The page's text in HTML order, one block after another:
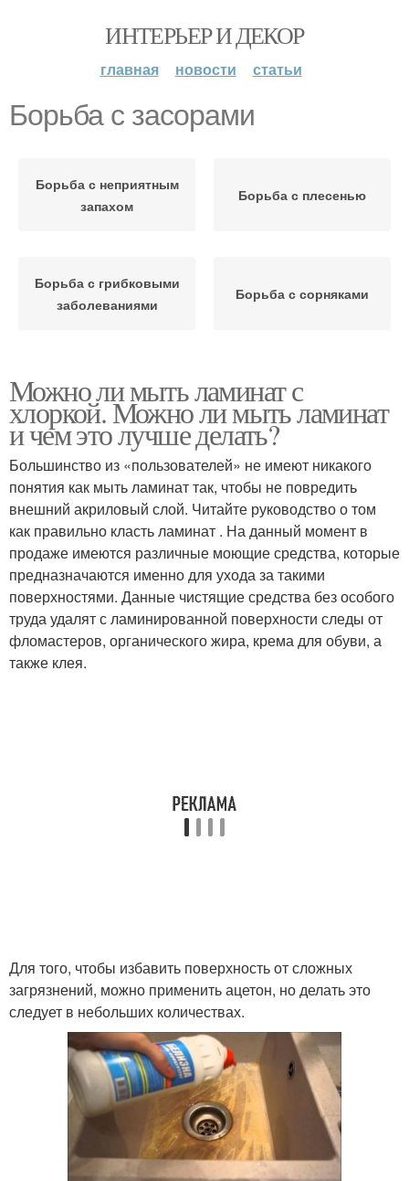
ИНТЕРЬЕР И ДЕКОР
главная новости статьи
Борьба с засорами
Борьба с неприятным
запахом
Борьба с плесенью
Борьба с грибковыми
заболеваниями
Борьба с сорняками
Можно ли мыть ламинат с
хлоркой. Можно ли мыть ламинат
и чем это лучше делать?
Большинство из «пользователей» не имеют никакого
понятия как мыть ламинат так, чтобы не повредить
внешний акриловый слой. Читайте руководство о том
как правильно класть ламинат . На данный момент в
продаже имеются различные моющие средства, которые
предназначаются именно для ухода за такими
поверхностями. Данные чистящие средства без особого
труда удалят с ламинированной поверхности следы от
фломастеров, органического жира, крема для обуви, а
также клея.
Для того, чтобы избавить поверхность от сложных
загрязнений, можно применить ацетон, но делать это
следует в небольших количествах.